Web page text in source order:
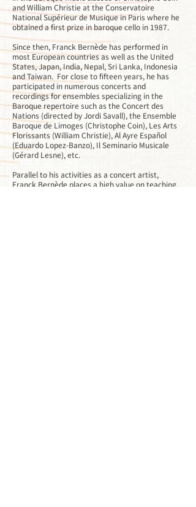
and William Christie at the Conservatoire
National Supérieur de Musique in Paris where he
obtained a first prize in baroque cello in 1987.
Since then, Franck Bernède has performed in
most European countries as well as the United
States, Japan, India, Nepal, Sri Lanka, Indonesia
and Taiwan. For close to fifteen years, he has
participated in numerous concerts and
recordings for ensembles specializing in the
Baroque repertoire such as the Concert des
Nations (directed by Jordi Savall), the Ensemble
Baroque de Limoges (Christophe Coin), Les Arts
Florissants (William Christie), Al Ayre Español
(Eduardo Lopez-Banzo), Il Seminario Musicale
(Gérard Lesne), etc.
Parallel to his activities as a concert artist,
Franck Bernède places a high value on teaching.